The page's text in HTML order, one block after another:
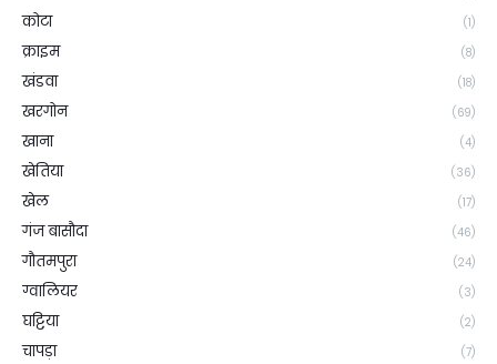
कोटा (1)
क्राइम (8)
खंडवा (18)
खरगोन (69)
खाना (4)
खेतिया (36)
खेल (17)
गंज बासौदा (46)
गौतमपुरा (24)
ग्वालियर (3)
घट्टिया (2)
चापड़ा (7)